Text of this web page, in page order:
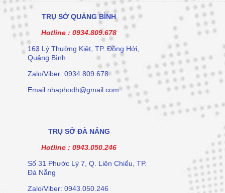
TRỤ SỞ QUẢNG BÌNH
Hotline : 0934.809.678
163 Lý Thường Kiệt, TP. Đồng Hới,
Quảng Bình
Zalo/Viber: 0934.809.678
Email:nhaphodh@gmail.com
TRỤ SỞ ĐÀ NẴNG
Hotline : 0943.050.246
Số 31 Phước Lý 7, Q. Liên Chiểu, TP.
Đà Nẵng
Zalo/Viber: 0943.050.246